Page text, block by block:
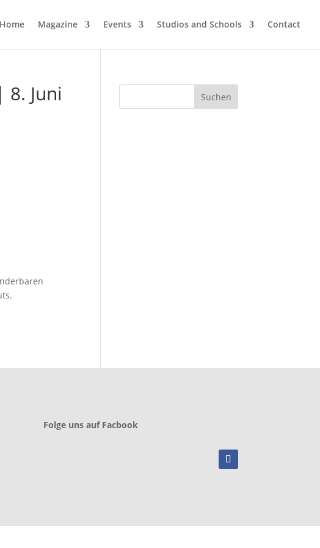
Home Magazine Events Studios and Schools Contact
8. Juni
Folge uns auf Facbook